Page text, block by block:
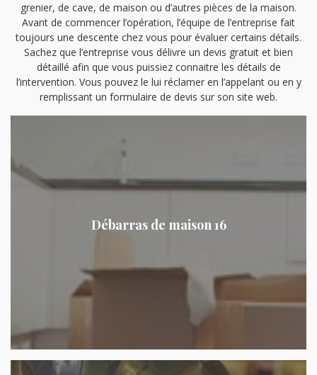
grenier, de cave, de maison ou d’autres pièces de la maison.
Avant de commencer l’opération, l’équipe de l’entreprise fait
toujours une descente chez vous pour évaluer certains détails.
Sachez que l’entreprise vous délivre un devis gratuit et bien
détaillé afin que vous puissiez connaitre les détails de
l’intervention. Vous pouvez le lui réclamer en l’appelant ou en y
remplissant un formulaire de devis sur son site web.
Débarras de maison 16